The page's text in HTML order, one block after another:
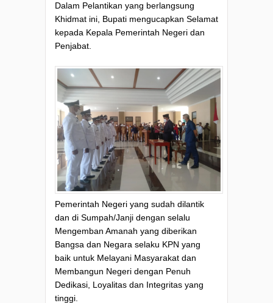
Dalam Pelantikan yang berlangsung
Khidmat ini, Bupati mengucapkan Selamat
kepada Kepala Pemerintah Negeri dan
Penjabat.
Pemerintah Negeri yang sudah dilantik
dan di Sumpah/Janji dengan selalu
Mengemban Amanah yang diberikan
Bangsa dan Negara selaku KPN yang
baik untuk Melayani Masyarakat dan
Membangun Negeri dengan Penuh
Dedikasi, Loyalitas dan Integritas yang
tinggi.